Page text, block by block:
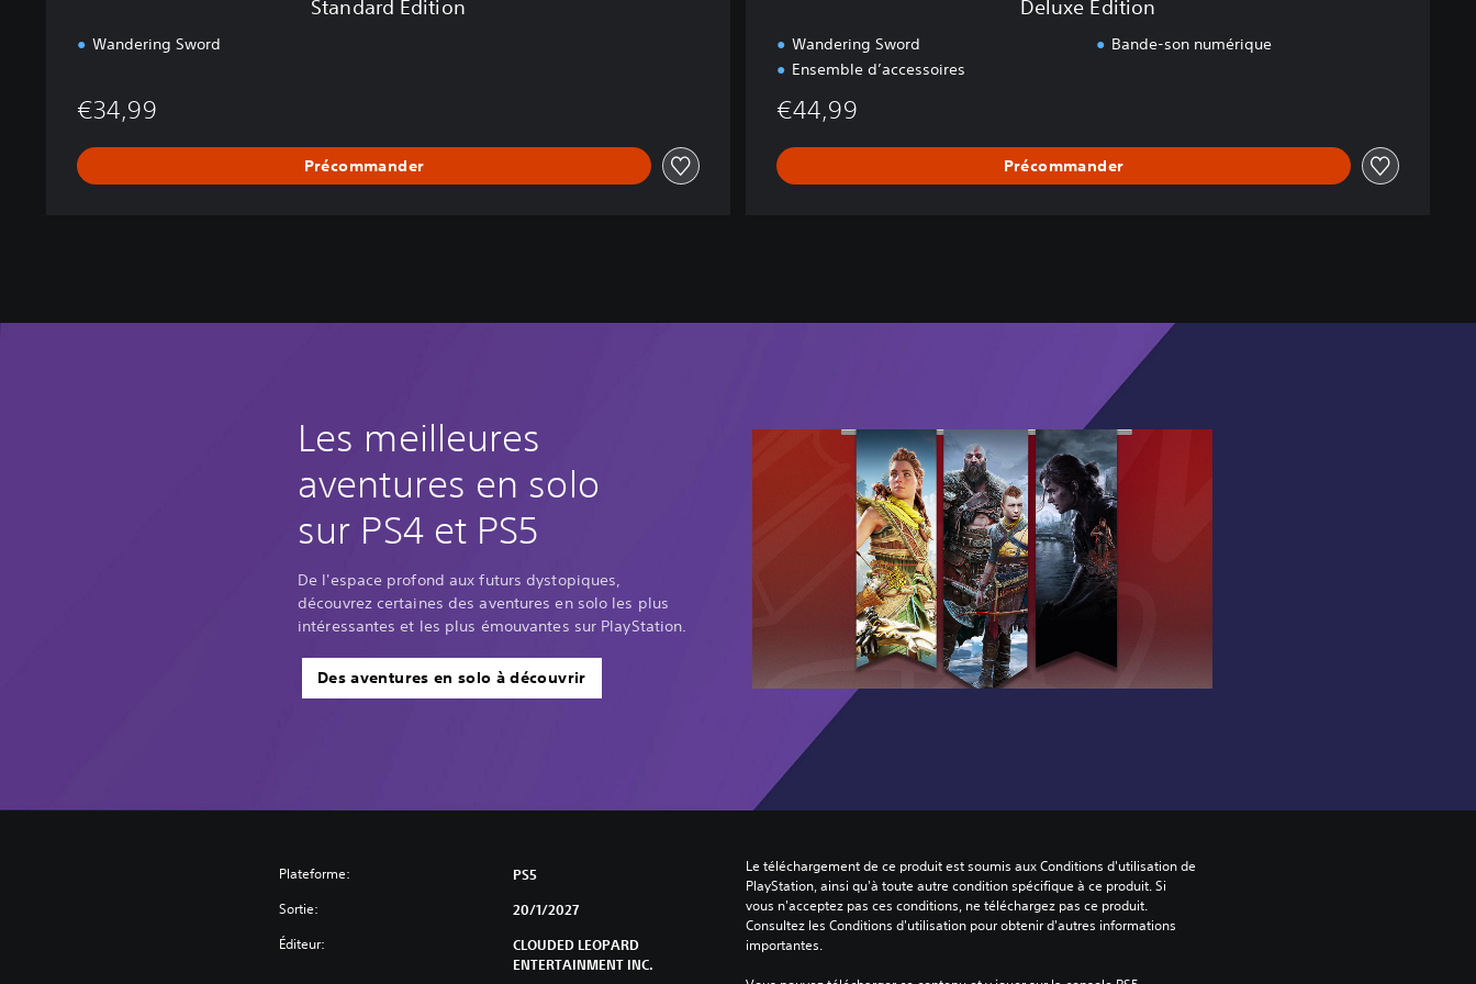
Standard Edition
Wandering Sword
€34,99
Précommander
Deluxe Edition
Wandering Sword
Ensemble d’accessoires
Bande-son numérique
€44,99
Précommander
Les meilleures
aventures en solo
sur PS4 et PS5
De l'espace profond aux futurs dystopiques,
découvrez certaines des aventures en solo les plus
intéressantes et les plus émouvantes sur PlayStation.
Des aventures en solo à découvrir
Plateforme: PS5
Sortie: 20/1/2027
Éditeur:
CLOUDED LEOPARD
ENTERTAINMENT INC.
Le téléchargement de ce produit est soumis aux Conditions d'utilisation de
PlayStation, ainsi qu'à toute autre condition spécifique à ce produit. Si
vous n'acceptez pas ces conditions, ne téléchargez pas ce produit.
Consultez les Conditions d'utilisation pour obtenir d'autres informations
importantes.